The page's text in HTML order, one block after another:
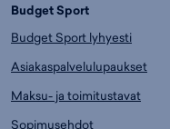
Budget Sport
Budget Sport lyhyesti
Asiakaspalvelulupaukset
Maksu- ja toimitustavat
Sopimusehdot